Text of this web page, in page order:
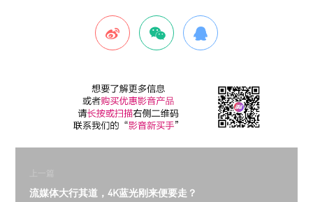
上一篇
流媒体大行其道，4K蓝光刚来便要走？